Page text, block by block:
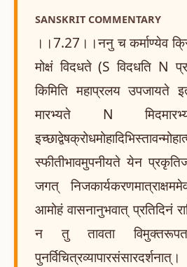
SANSKRIT COMMENTARY
।।7.27।।ननु च कर्माण्येव
मोक्षं विदधते (S विदधति N
किमिति महाप्रलय उपजायते
मारभ्यते N
स्फीतीभावमुपनीयते येन
जगत्
आमोहं वासनानुभवात् प्रतिदिनं
न तु तावता विमुक्तरूपता
पुनर्विचित्रव्यापारसंसारदर्शनात्।